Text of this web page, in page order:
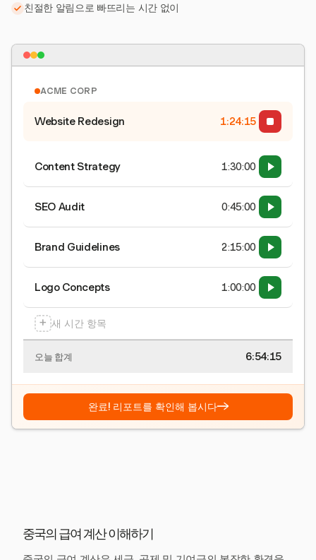
친절한 알림으로 빠뜨리는 시간 없이
ACME CORP
Website Redesign 1:24:15
Content Strategy 1:30:00
SEO Audit 0:45:00
Brand Guidelines 2:15:00
Logo Concepts 1:00:00
+ 새 시간 항목
오늘 합계 6:54:15
완료! 리포트를 확인해 봅시다→
중국의 급여 계산 이해하기